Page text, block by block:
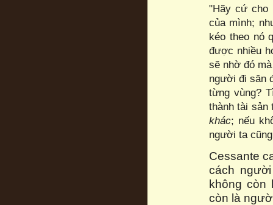
"Hãy cứ cho
của mình;
kéo theo nó
được nhiều
sẽ nhờ đó
người đi săn
từng vùng?
thành tài sản
khác; nếu
người ta
Cessante
cách
không còn
còn là